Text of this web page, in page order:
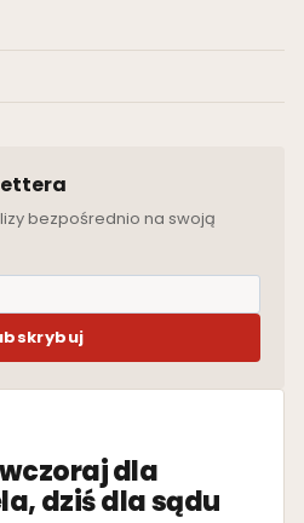
bezpośrednio na swoją
dla
dziś dla sądu